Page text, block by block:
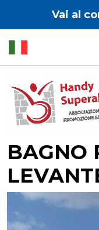
Vai al
BAGNO